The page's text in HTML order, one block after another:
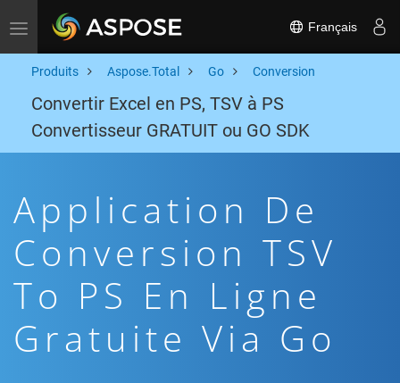
Toggle navigation Français
Produits Aspose.Total Go Conversion
Convertir Excel en PS, TSV à PS
Convertisseur GRATUIT ou GO SDK
Application De
Conversion TSV
To PS En Ligne
Gratuite Via Go